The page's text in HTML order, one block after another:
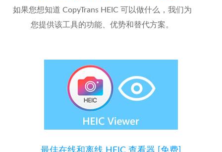
如果您想知道 CopyTrans HEIC 可以做什么，我们为
您提供该工具的功能、优势和替代方案。